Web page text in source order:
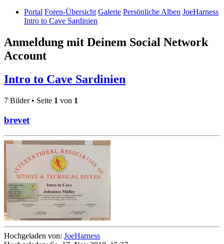
Portal Foren-Übersicht Galerie Persönliche Alben JoeHarness
Intro to Cave Sardinien
Anmeldung mit Deinem Social Network
Account
Intro to Cave Sardinien
7 Bilder • Seite 1 von 1
brevet
Hochgeladen von: JoeHarness